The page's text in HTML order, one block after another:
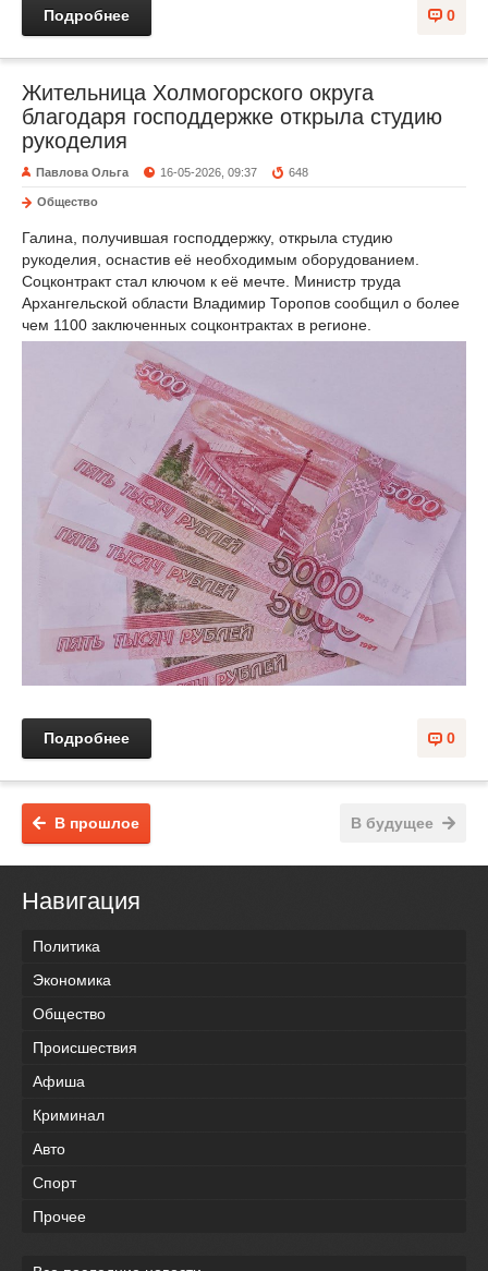
0
Подробнее
Жительница Холмогорского округа
благодаря господдержке открыла студию
рукоделия
Павлова Ольга 16-05-2026, 09:37 648
Общество
Галина, получившая господдержку, открыла студию
рукоделия, оснастив её необходимым оборудованием.
Соцконтракт стал ключом к её мечте. Министр труда
Архангельской области Владимир Торопов сообщил о более
чем 1100 заключенных соцконтрактах в регионе.
0
Подробнее
В будущее
В прошлое
Навигация
Политика
Экономика
Общество
Происшествия
Афиша
Криминал
Авто
Спорт
Прочее